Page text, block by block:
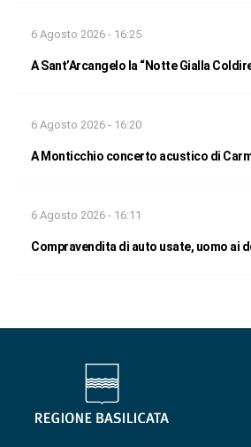
6 Agosto 2026 - 16:25
A Sant’Arcangelo la “Notte Gialla
6 Agosto 2026 - 16:20
A Monticchio concerto acustico di
6 Agosto 2026 - 16:11
Compravendita di auto usate, uomo ai